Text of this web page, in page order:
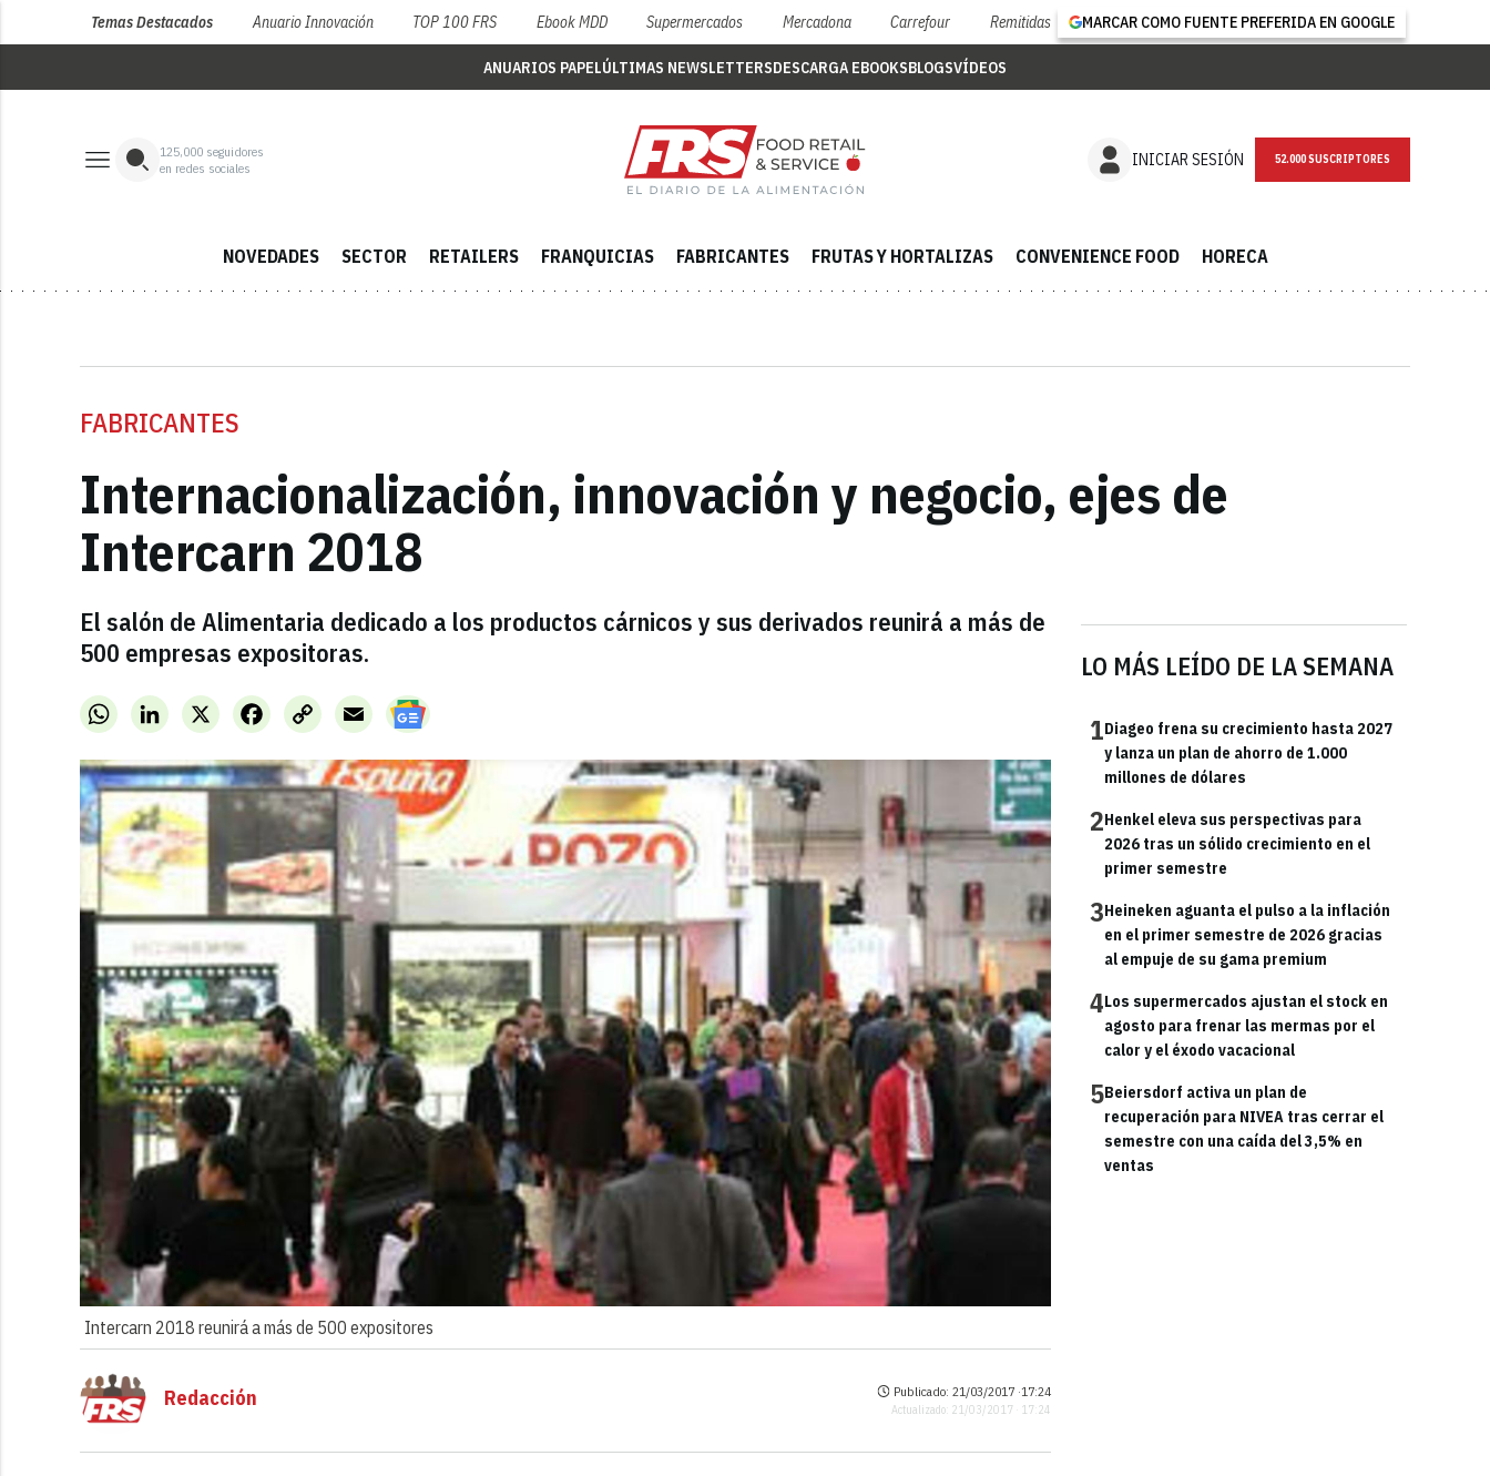
Temas Destacados Anuario Innovación TOP 100 FRS Ebook MDD Supermercados Mercadona Carrefour Remitidas MARCAR COMO FUENTE PREFERIDA EN GOOGLE
ANUARIOS PAPELÚLTIMAS NEWSLETTERSDESCARGA EBOOKSBLOGSVÍDEOS
125,000 seguidores
en redes sociales
INICIAR SESIÓN NEWSLETTER
NOVEDADES SECTOR RETAILERS FRANQUICIAS FABRICANTES FRUTAS Y HORTALIZAS CONVENIENCE FOOD HORECA
FABRICANTES
Internacionalización, innovación y negocio, ejes de
Intercarn 2018
El salón de Alimentaria dedicado a los productos cárnicos y sus derivados reunirá a más de
500 empresas expositoras.
WhatsAppLinkedInX FacebookCopy
Link
Email
Intercarn 2018 reunirá a más de 500 expositores
LO MÁS LEÍDO DE LA SEMANA
1Diageo frena su crecimiento hasta 2027
y lanza un plan de ahorro de 1.000
millones de dólares
2Henkel eleva sus perspectivas para
2026 tras un sólido crecimiento en el
primer semestre
3Heineken aguanta el pulso a la inflación
en el primer semestre de 2026 gracias
al empuje de su gama premium
4Los supermercados ajustan el stock en
agosto para frenar las mermas por el
calor y el éxodo vacacional
5Beiersdorf activa un plan de
recuperación para NIVEA tras cerrar el
semestre con una caída del 3,5% en
ventas
Redacción Publicado: 21/03/2017 ·17:24
Actualizado: 21/03/2017 · 17:24